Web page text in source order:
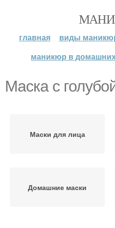
главная виды
маникюр в
Маска с
Маски для лица
Домашние маски